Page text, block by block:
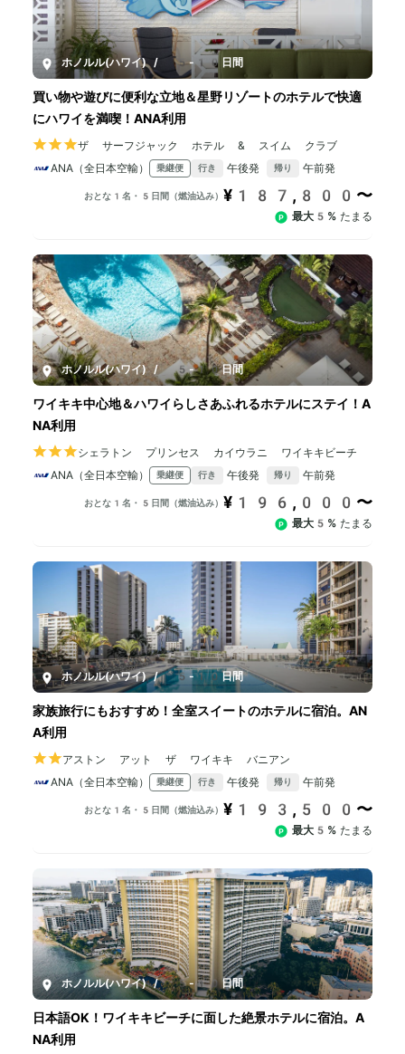
ホノルル(ハワイ) / 5-10日間
買い物や遊びに便利な立地＆星野リゾートのホテルで快適
にハワイを満喫！ANA利用
ザ サーフジャック ホテル & スイム クラブ
ANA（全日本空輸）
乗継便 行き 午後発 帰り 午前発
おとな1名・5日間（燃油込み） ¥187,800〜
最大5% たまる
ホノルル(ハワイ) / 5-10日間
ワイキキ中心地＆ハワイらしさあふれるホテルにステイ！A
NA利用
シェラトン プリンセス カイウラニ ワイキキビーチ
ANA（全日本空輸）
乗継便 行き 午後発 帰り 午前発
おとな1名・5日間（燃油込み） ¥196,000〜
最大5% たまる
ホノルル(ハワイ) / 5-10日間
家族旅行にもおすすめ！全室スイートのホテルに宿泊。AN
A利用
アストン アット ザ ワイキキ バニアン
ANA（全日本空輸）
乗継便 行き 午後発 帰り 午前発
おとな1名・5日間（燃油込み） ¥193,500〜
最大5% たまる
ホノルル(ハワイ) / 5-10日間
日本語OK！ワイキキビーチに面した絶景ホテルに宿泊。A
NA利用